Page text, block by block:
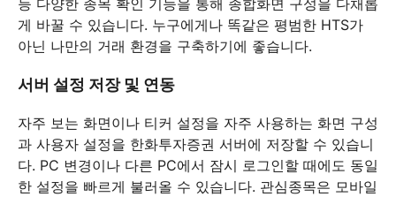
게 바꿀 수 있습니다. 누구에게나 똑같은 평범한 HTS가
아닌 나만의 거래 환경을 구축하기에 좋습니다.
서버 설정 저장 및 연동
자주 보는 화면이나 티커 설정을 자주 사용하는 화면 구성
과 사용자 설정을 한화투자증권 서버에 저장할 수 있습니
다. PC 변경이나 다른 PC에서 잠시 로그인할 때에도 동일
한 설정을 빠르게 불러올 수 있습니다. 관심종목은 모바일